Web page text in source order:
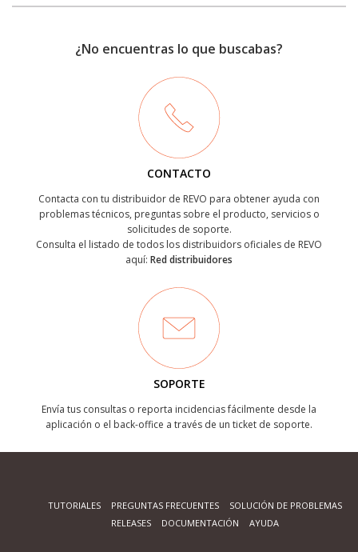
¿No encuentras lo que buscabas?
CONTACTO
Contacta con tu distribuidor de REVO para obtener ayuda con
problemas técnicos, preguntas sobre el producto, servicios o
solicitudes de soporte.
Consulta el listado de todos los distribuidors oficiales de REVO
aquí: Red distribuidores
SOPORTE
Envía tus consultas o reporta incidencias fácilmente desde la
aplicación o el back-office a través de un ticket de soporte.
TUTORIALES PREGUNTAS FRECUENTES
SOLUCIÓN DE PROBLEMAS
RELEASES
DOCUMENTACIÓN AYUDA